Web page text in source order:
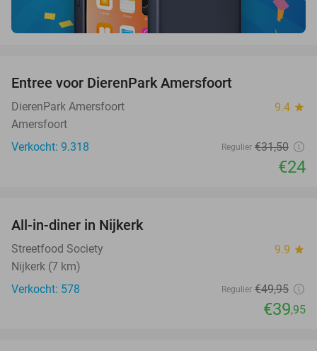
Entree voor DierenPark Amersfoort
DierenPark Amersfoort 9.4 star
Amersfoort
Verkocht: 9.318
Regulier €31,50
€24
All-in-diner in Nijkerk
Streetfood Society 9.9 star
Nijkerk (7 km)
Verkocht: 578
Regulier €49,95
€39,95